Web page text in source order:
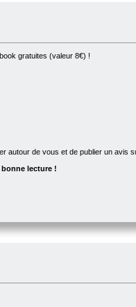
gratuites (valeur 8€) !
autour de vous et de publier un avis
lecture !